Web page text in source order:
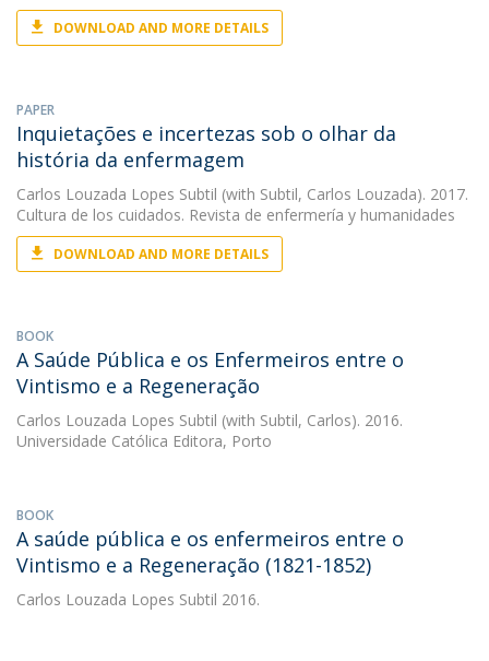
DOWNLOAD AND MORE DETAILS
PAPER
Inquietações e incertezas sob o olhar da
história da enfermagem
Carlos Louzada Lopes Subtil (with Subtil, Carlos Louzada). 2017.
Cultura de los cuidados. Revista de enfermería y humanidades
DOWNLOAD AND MORE DETAILS
BOOK
A Saúde Pública e os Enfermeiros entre o
Vintismo e a Regeneração
Carlos Louzada Lopes Subtil (with Subtil, Carlos). 2016.
Universidade Católica Editora, Porto
BOOK
A saúde pública e os enfermeiros entre o
Vintismo e a Regeneração (1821-1852)
Carlos Louzada Lopes Subtil 2016.